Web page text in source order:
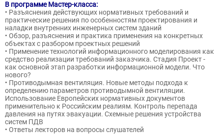
В программе Мастер-класса:
• Разъяснения действующих нормативных требований и
практические решения по особенностям проектирования и
наладки внутренних инженерных систем зданий
• Обзор, разъяснения и практика применения на конкретных
объектах с разбором проектных решений
• Применение технологий информационного моделирования как
средство реализации требований заказчика. Стадия Проект -
как основной этап разработки информационной модели. Что
нового?
• Противодымная вентиляция. Новые методы подхода к
определению параметров противодымной вентиляции.
Использование Европейских нормативных документов
применительно к Российским реалиям. Контроль перепада
давления на путях эвакуации. Схемные решения устройства
систем ПДВ
• Ответы лекторов на вопросы слушателей